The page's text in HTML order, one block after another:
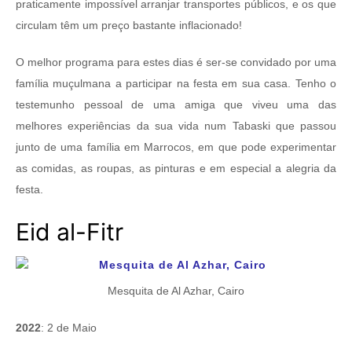
praticamente impossível arranjar transportes públicos, e os que
circulam têm um preço bastante inflacionado!
O melhor programa para estes dias é ser-se convidado por uma
família muçulmana a participar na festa em sua casa. Tenho o
testemunho pessoal de uma amiga que viveu uma das
melhores experiências da sua vida num Tabaski que passou
junto de uma família em Marrocos, em que pode experimentar
as comidas, as roupas, as pinturas e em especial a alegria da
festa.
Eid al-Fitr
Mesquita de Al Azhar, Cairo
2022: 2 de Maio